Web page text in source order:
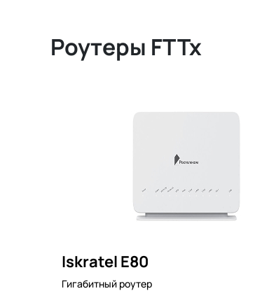
Роутеры FTTx
Iskratel E80
Гигабитный роутер